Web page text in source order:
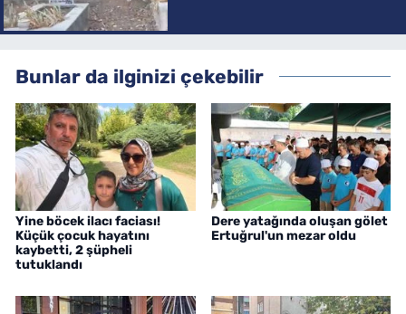
Bunlar da ilginizi çekebilir
Yine böcek ilacı faciası!
Küçük çocuk hayatını
kaybetti, 2 şüpheli
tutuklandı
Dere yatağında oluşan gölet
Ertuğrul'un mezar oldu